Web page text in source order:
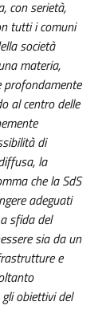
con serietà,
tutti i comuni
società
materia,
profondamente
al centro delle
di
la
che la SdS
adeguati
sfida del
sia da un
e
obiettivi del